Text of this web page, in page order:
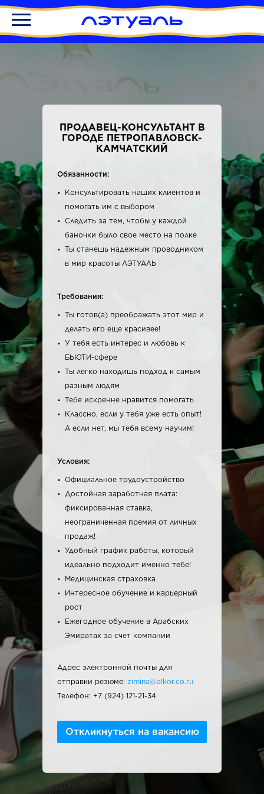
ПРОДАВЕЦ-КОНСУЛЬТАНТ В
ГОРОДЕ ПЕТРОПАВЛОВСК-
КАМЧАТСКИЙ
Обязанности:
Консультировать наших клиентов и
помогать им с выбором
Следить за тем, чтобы у каждой
баночки было свое место на полке
Ты станешь надежным проводником
в мир красоты ЛЭТУАЛЬ
Требования:
Ты готов(а) преображать этот мир и
делать его еще красивее!
У тебя есть интерес и любовь к
БЬЮТИ-сфере
Ты легко находишь подход к самым
разным людям
Тебе искренне нравится помогать
Классно, если у тебя уже есть опыт!
А если нет, мы тебя всему научим!
Условия:
Официальное трудоустройство
Достойная заработная плата:
фиксированная ставка,
неограниченная премия от личных
продаж!
Удобный график работы, который
идеально подходит именно тебе!
Медицинская страховка
Интересное обучение и карьерный
рост
Ежегодное обучение в Арабских
Эмиратах за счет компании
Адрес электронной почты для
отправки резюме: zimina@alkor.co.ru
Телефон: +7 (924) 121-21-34
Откликнуться на вакансию